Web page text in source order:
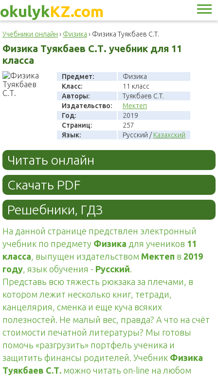
okulykKZ.com
Учебники онлайн › Физика › Физика Туякбаев С.Т.
Физика Туякбаев С.Т. учебник для 11
класса
Предмет:
Физика
Класс:
11 класс
Авторы:
Туякбаев С.Т.
Издательство:
Мектеп
Год:
2019
Страниц:
257
Язык:
Русский / Казахский
Читать онлайн
Скачать PDF
Решебники, ГДЗ
На данной странице предствлен электронный
учебник по предмету Физика для учеников 11
класса, выпущен издательством Мектеп в 2019
году, язык обучения - Русский.
Представь всю тяжесть рюкзака за плечами, в
котором лежит несколько книг, тетради,
канцелярия, сменка и еще куча всяких
полезностей. Не малый вес, правда? А что на счёт
стоимости печатной литературы? Мы готовы
помочь «разгрузить» портфель ученика и
защитить финансы родителей. Учебник Физика
Туякбаев С.Т. можно читать on-line на любом